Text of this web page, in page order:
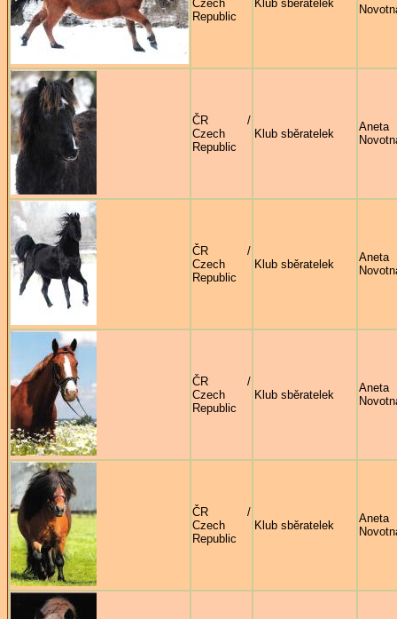
Czech
Republic
Klub sběratelek
ČR /
Czech
Republic
Klub sběratelek
Aneta
ČR /
Czech
Republic
Klub sběratelek
Aneta
ČR /
Czech
Republic
Klub sběratelek
Aneta
ČR /
Czech
Republic
Klub sběratelek
Aneta